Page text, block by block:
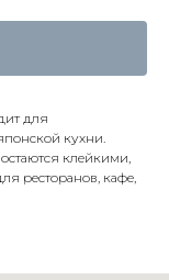
для
кухни.
клейкими,
ресторанов, кафе,